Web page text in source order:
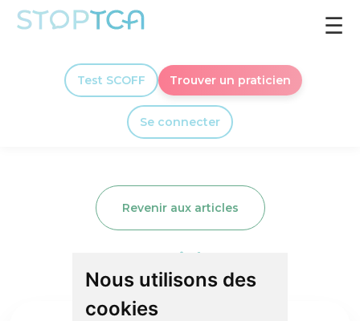
Nous utilisons des
cookies
☰
Test SCOFF Trouver un praticien
Se connecter
Revenir aux articles
Article